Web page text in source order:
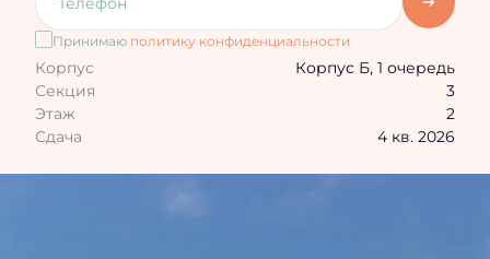
Принимаю политику конфиденциальности
Корпус
Корпус Б, 1 очередь
Секция
3
Этаж
2
Сдача
4 кв. 2026